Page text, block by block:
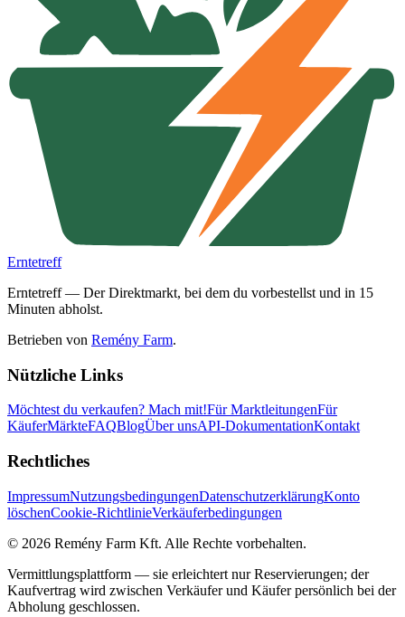
Erntetreff
Erntetreff — Der Direktmarkt, bei dem du vorbestellst und in 15
Minuten abholst.
Betrieben von Remény Farm.
Nützliche Links
Möchtest du verkaufen? Mach mit!Für MarktleitungenFür
KäuferMärkteFAQBlogÜber unsAPI-DokumentationKontakt
Rechtliches
ImpressumNutzungsbedingungenDatenschutzerklärungKonto
löschenCookie-RichtlinieVerkäuferbedingungen
© 2026 Remény Farm Kft. Alle Rechte vorbehalten.
Vermittlungsplattform — sie erleichtert nur Reservierungen; der
Kaufvertrag wird zwischen Verkäufer und Käufer persönlich bei der
Abholung geschlossen.